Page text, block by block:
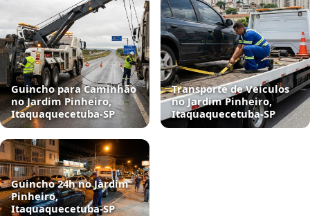
Guincho para Caminhão
no Jardim Pinheiro,
Itaquaquecetuba‑SP
Transporte de Veículos
no Jardim Pinheiro,
Itaquaquecetuba‑SP
Guincho 24h no Jardim
Pinheiro,
Itaquaquecetuba‑SP